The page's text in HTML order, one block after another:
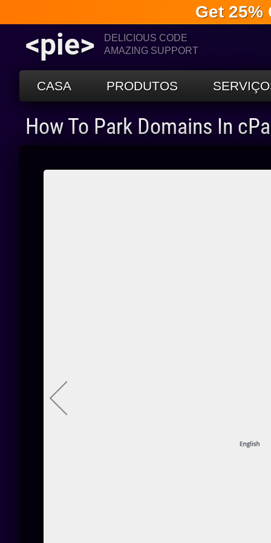
Get 25%
<pie>
DELICIOUS CODE
AMAZING SUPPORT
CASA PRODUTOS
How To Park Domains In